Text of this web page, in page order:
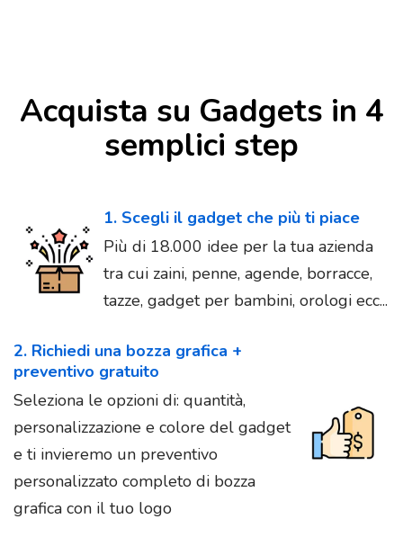
Acquista su Gadgets in 4
semplici step
1. Scegli il gadget che più ti piace
Più di 18.000 idee per la tua azienda
tra cui zaini, penne, agende, borracce,
tazze, gadget per bambini, orologi ecc...
2. Richiedi una bozza grafica +
preventivo gratuito
Seleziona le opzioni di: quantità,
personalizzazione e colore del gadget
e ti invieremo un preventivo
personalizzato completo di bozza
grafica con il tuo logo